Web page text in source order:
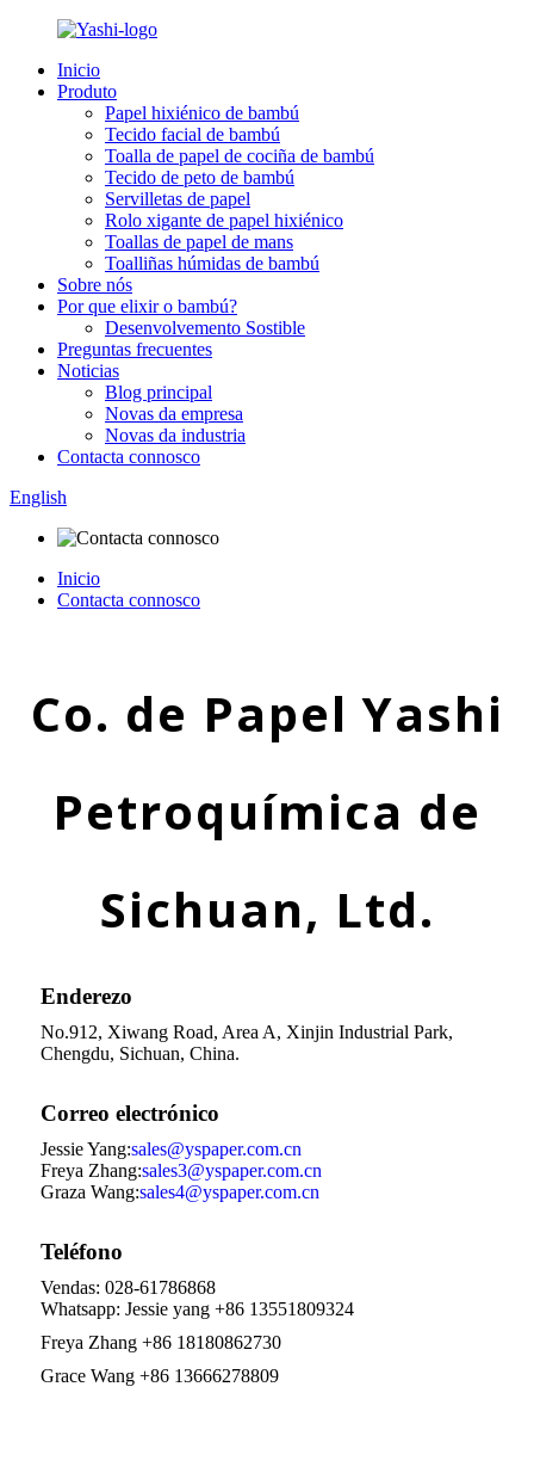
Inicio
Produto
Papel hixiénico de bambú
Tecido facial de bambú
Toalla de papel de cociña de bambú
Tecido de peto de bambú
Servilletas de papel
Rolo xigante de papel hixiénico
Toallas de papel de mans
Toalliñas húmidas de bambú
Sobre nós
Por que elixir o bambú?
Desenvolvemento Sostible
Preguntas frecuentes
Noticias
Blog principal
Novas da empresa
Novas da industria
Contacta connosco
English
Inicio
Contacta connosco
Co. de Papel Yashi
Petroquímica de
Sichuan, Ltd.
Enderezo
No.912, Xiwang Road, Area A, Xinjin Industrial Park,
Chengdu, Sichuan, China.
Correo electrónico
Jessie Yang:sales@yspaper.com.cn
Freya Zhang:sales3@yspaper.com.cn
Graza Wang:sales4@yspaper.com.cn
Teléfono
Vendas: 028-61786868
Whatsapp: Jessie yang +86 13551809324
Freya Zhang +86 18180862730
Grace Wang +86 13666278809